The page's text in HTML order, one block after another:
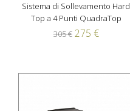
Sistema di Sollevamento Hard
Top a 4 Punti QuadraTop
305 € 275 €